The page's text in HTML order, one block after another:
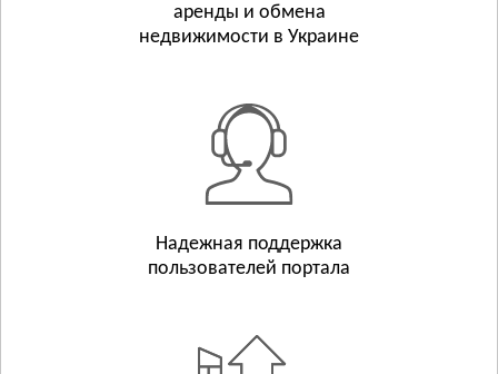
Смотреть всё
Смотреть всё
ХЕРСОНСКАЯ ОБЛАСТЬ
ХМЕЛЬНИЦКАЯ ОБЛАСТЬ
аренды и обмена
недвижимости в Украине
Надежная поддержка
пользователей портала